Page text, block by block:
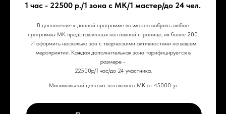
1 час - 22500 р./1 зона с МК/1 мастер/до 24 чел.
В дополнение к данной программе возможно выбрать любые
программы МК представленных на главной странице, их более 200.
И оформить несколько зон с творческими активностями на вашем
мероприятии. Каждая дополнительная зона тарифицируется в
размере -
22500р/1 час/до 24 участника.
Минимальный депозит потокового МК от 45000 р.